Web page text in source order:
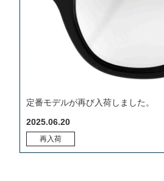
定番モデルが再び入荷しました。
2025.06.20
再入荷